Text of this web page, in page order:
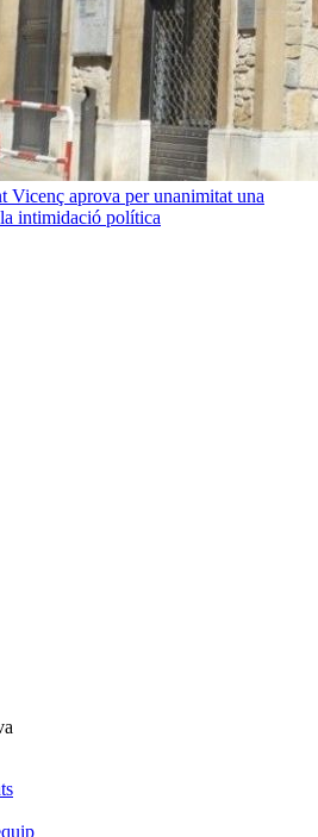
Vicenç aprova per unanimitat una
intimidació política